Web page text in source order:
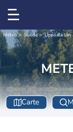
Météo Suède Uppsala län
Carte